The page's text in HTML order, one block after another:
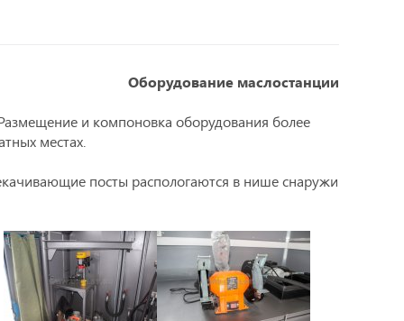
Оборудование маслостанции
и компоновка оборудования более
местах.
посты распологаются в нише снаружи